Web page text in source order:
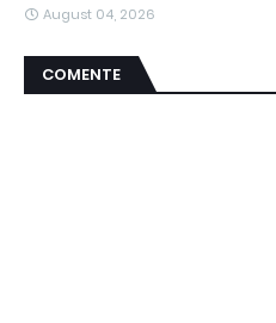
August 04, 2026
COMENTE